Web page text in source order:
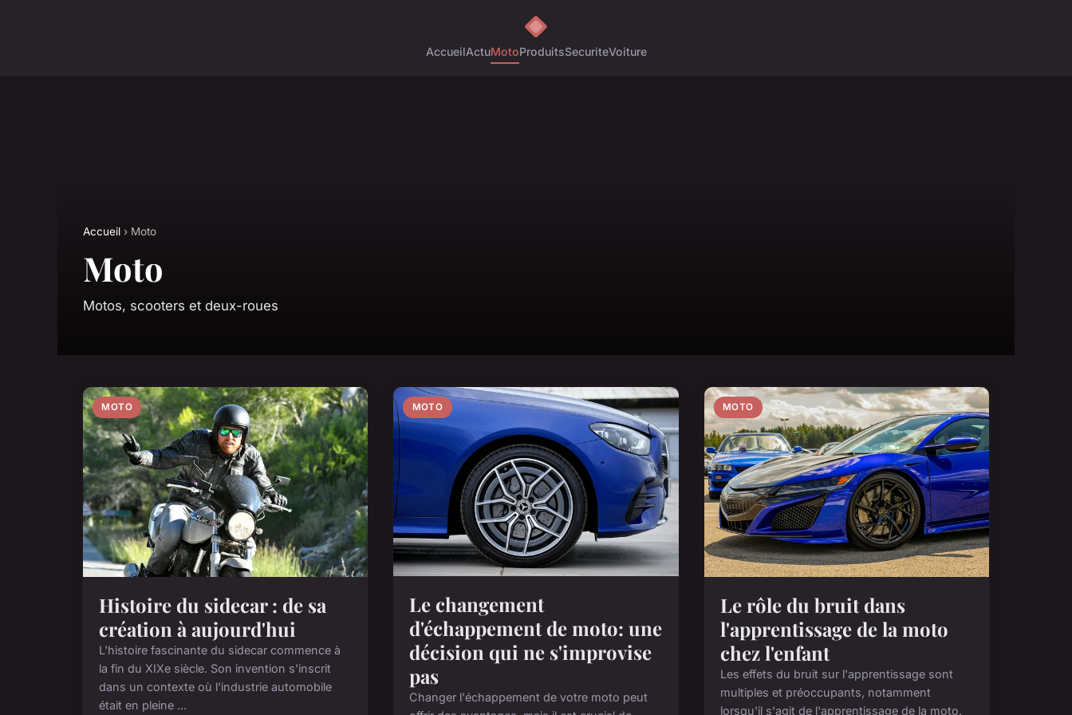
AccueilActuMotoProduitsSecuriteVoiture
Accueil › Moto
Moto
Motos, scooters et deux-roues
MOTO
Histoire du sidecar : de sa
création à aujourd'hui
L'histoire fascinante du sidecar commence à
la fin du XIXe siècle. Son invention s'inscrit
dans un contexte où l'industrie automobile
était en pleine ...
MOTO
Le changement
d'échappement de moto: une
décision qui ne s'improvise
pas
Changer l'échappement de votre moto peut
MOTO
Le rôle du bruit dans
l'apprentissage de la moto
chez l'enfant
Les effets du bruit sur l'apprentissage sont
multiples et préoccupants, notamment
lorsqu'il s'agit de l'apprentissage de la moto.